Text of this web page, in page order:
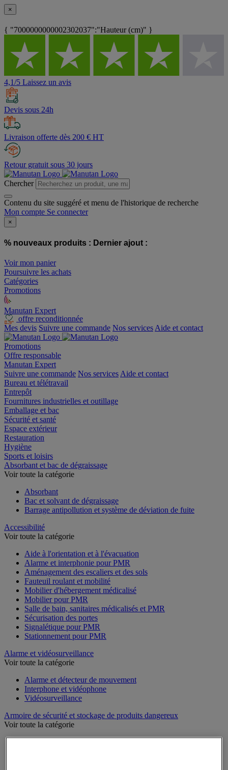
×
{ "7000000000002302037":"Hauteur (cm)" }
4,1/5 Laissez un avis
Devis sous 24h
Livraison offerte dès 200 € HT
Retour gratuit sous 30 jours
Chercher
Contenu du site suggéré et menu de l'historique de recherche
Mon compte Se connecter
×
% nouveaux produits : Dernier ajout :
Voir mon panier
Poursuivre les achats
Catégories
Promotions
Manutan Expert
offre reconditionnée
Mes devis Suivre une commande Nos services Aide et contact
Promotions
Offre responsable
Manutan Expert
Suivre une commande Nos services Aide et contact
Bureau et télétravail
Entrepôt
Fournitures industrielles et outillage
Emballage et bac
Sécurité et santé
Espace extérieur
Restauration
Hygiène
Sports et loisirs
Absorbant et bac de dégraissage
Voir toute la catégorie
Absorbant
Bac et solvant de dégraissage
Barrage antipollution et système de déviation de fuite
Accessibilité
Voir toute la catégorie
Aide à l'orientation et à l'évacuation
Alarme et interphonie pour PMR
Aménagement des escaliers et des sols
Fauteuil roulant et mobilité
Mobilier d'hébergement médicalisé
Mobilier pour PMR
Salle de bain, sanitaires médicalisés et PMR
Sécurisation des portes
Signalétique pour PMR
Stationnement pour PMR
Alarme et vidéosurveillance
Voir toute la catégorie
Alarme et détecteur de mouvement
Interphone et vidéophone
Vidéosurveillance
Armoire de sécurité et stockage de produits dangereux
Voir toute la catégorie